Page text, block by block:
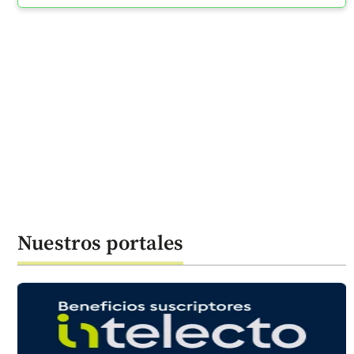
Nuestros portales